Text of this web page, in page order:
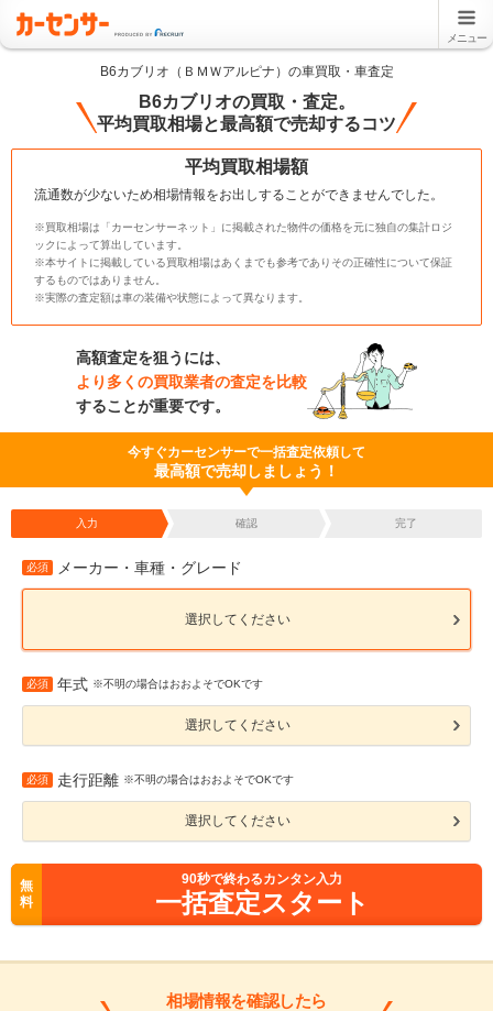
メニュー
B6カブリオ（ＢＭＷアルピナ）の車買取・車査定
B6カブリオの買取・査定。
平均買取相場と最高額で売却するコツ
平均買取相場額
流通数が少ないため相場情報をお出しすることができませんでした。
※買取相場は「カーセンサーネット」に掲載された物件の価格を元に独自の集計ロジ
ックによって算出しています。
※本サイトに掲載している買取相場はあくまでも参考でありその正確性について保証
するものではありません。
※実際の査定額は車の装備や状態によって異なります。
高額査定を狙うには、
より多くの買取業者の査定を比較
することが重要です。
今すぐカーセンサーで一括査定依頼して
最高額で売却しましょう！
入力 確認 完了
必須 メーカー・車種・グレード
選択してください
必須 年式 ※不明の場合はおおよそでOKです
選択してください
必須 走行距離 ※不明の場合はおおよそでOKです
選択してください
無
料
90秒で終わるカンタン入力
一括査定スタート
相場情報を確認したら